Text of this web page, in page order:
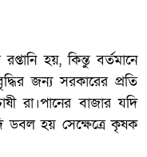
হয়, কিন্তু বর্তমানে
জন্য সরকারের প্রতি
রা।পানের বাজার যদি
হয় সেক্ষেত্রে কৃষক